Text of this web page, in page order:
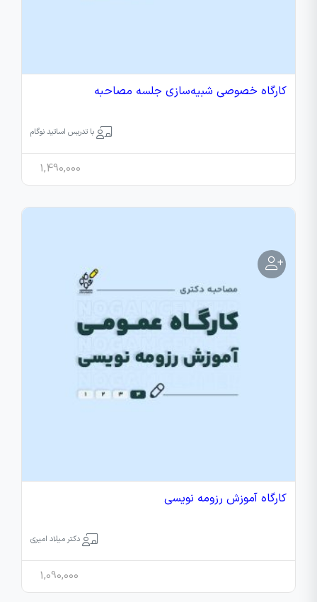
کارگاه خصوصی شبیه‌سازی جلسه مصاحبه
با تدریس اساتید نوگام
1,490,000
کارگاه آموزش رزومه‌ نویسی
دکتر میلاد امیری
1,090,000